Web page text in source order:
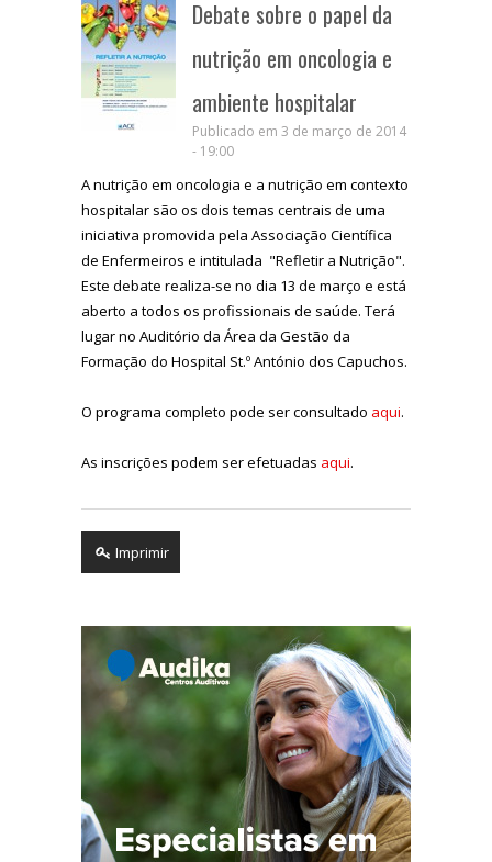
Debate sobre o papel da
nutrição em oncologia e
ambiente hospitalar
Publicado em 3 de março de 2014
- 19:00
A nutrição em oncologia e a nutrição em contexto
hospitalar são os dois temas centrais de uma
iniciativa promovida pela Associação Científica
de Enfermeiros e intitulada "Refletir a Nutrição".
Este debate realiza-se no dia 13 de março e está
aberto a todos os profissionais de saúde. Terá
lugar no Auditório da Área da Gestão da
Formação do Hospital St.º António dos Capuchos.
O programa completo pode ser consultado aqui.
As inscrições podem ser efetuadas aqui.
Imprimir